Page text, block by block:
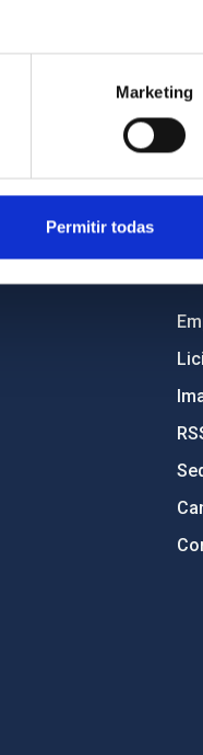
Marketing
Permitir todas